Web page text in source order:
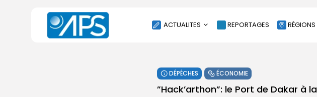
ACTUALITES
SOCIÉTÉ
ÉCONOMIE
REPORTAGES RÉGIONS
DÉPÊCHES ÉCONOMIE
”Hack’arthon”: le Port de Dakar à